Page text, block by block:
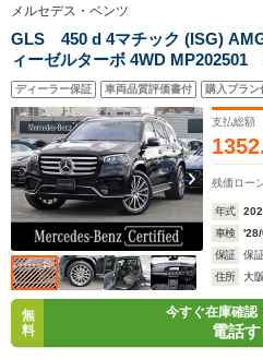
メルセデス・ベンツ
GLS 450 d 4マチック (ISG)
ィーゼルターボ 4WD
ィングルーフ ショーファーパ
ンジニアリングパッケージ
ンドシステム フットトランクオ
きパワーシート
ディーラー保証 車両品質評価書付 購入プラン
支払総額
残価ロー
年式
車検
保証
保
住所
大
無
料
今すぐ在庫確認
電話